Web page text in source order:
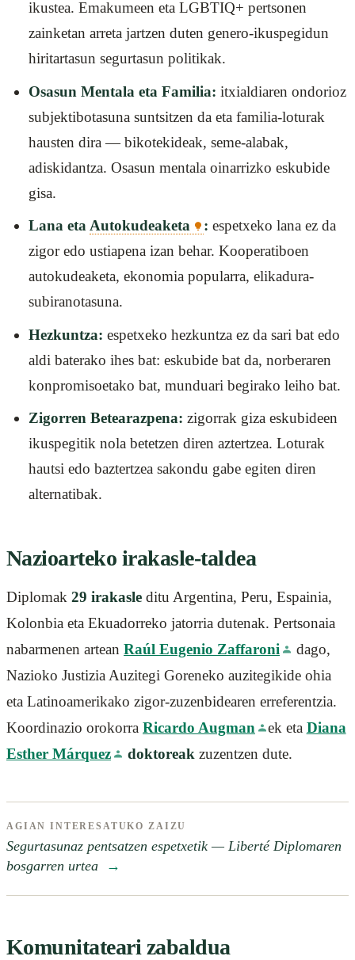
ikustea. Emakumeen eta LGBTIQ+ pertsonen
zainketan arreta jartzen duten genero-ikuspegidun
hiritartasun segurtasun politikak.
Osasun Mentala eta Familia: itxialdiaren ondorioz
subjektibotasuna suntsitzen da eta familia-loturak
hausten dira — bikotekideak, seme-alabak,
adiskidantza. Osasun mentala oinarrizko eskubide
gisa.
Lana etaAutokudeaketa : espetxeko lana ez da
zigor edo ustiapena izan behar. Kooperatiboen
autokudeaketa, ekonomia popularra, elikadura-
subiranotasuna.
Hezkuntza: espetxeko hezkuntza ez da sari bat edo
aldi baterako ihes bat: eskubide bat da, norberaren
konpromisoetako bat, munduari begirako leiho bat.
Zigorren Betearazpena: zigorrak giza eskubideen
ikuspegitik nola betetzen diren aztertzea. Loturak
hautsi edo baztertzea sakondu gabe egiten diren
alternatibak.
Nazioarteko irakasle-taldea
Diplomak 29 irakasle ditu Argentina, Peru, Espainia,
Kolonbia eta Ekuadorreko jatorria dutenak. Pertsonaia
nabarmenen artean Raúl Eugenio Zaffaroni
dago,
Nazioko Justizia Auzitegi Goreneko auzitegikide ohia
eta Latinoamerikako zigor-zuzenbidearen erreferentzia.
Koordinazio orokorra Ricardo Augman ek eta Diana
Esther Márquez
doktoreak zuzentzen dute.
AGIAN INTERESATUKO ZAIZU
Segurtasunaz pentsatzen espetxetik — Liberté Diplomaren
bosgarren urtea
→
Komunitateari zabaldua